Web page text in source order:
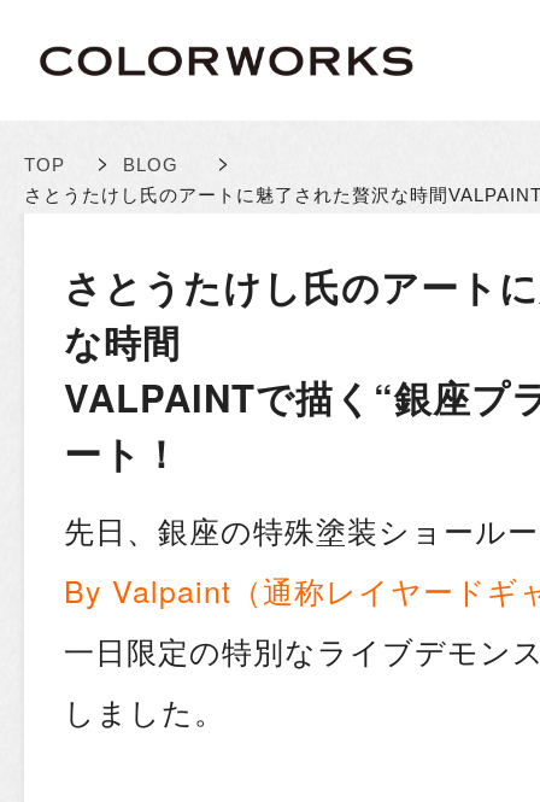
TOP > BLOG >
さとうたけし氏のアートに魅了された贅沢な時間
さとうたけし氏のアート
な時間
VALPAINTで描く“銀座プ
ート！
先日、銀座の特殊塗装ショール
By Valpaint（通称レイヤードギ
一日限定の特別なライブデモン
しました。